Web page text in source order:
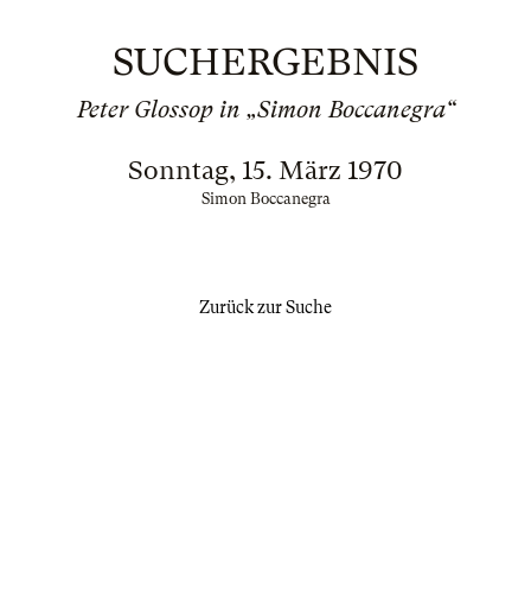
SUCHERGEBNIS
Peter Glossop in „Simon Boccanegra“
Sonntag, 15. März 1970
Simon Boccanegra
Zurück zur Suche